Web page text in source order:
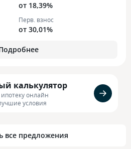
от 18,39%
Перв. взнос
от 30,01%
калькулятор
онлайн
условия
все предложения